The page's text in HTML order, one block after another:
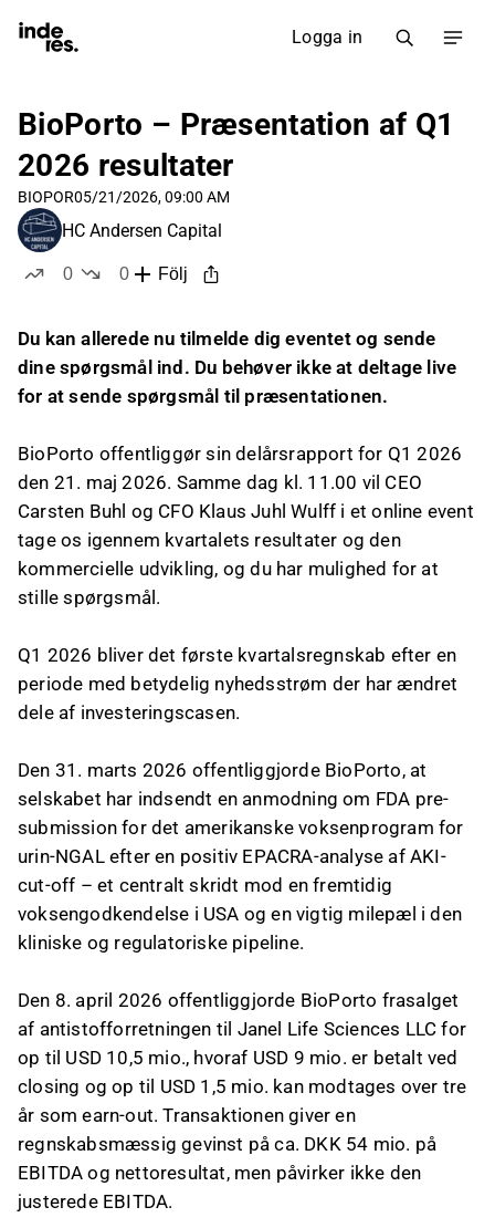
Logga in
BioPorto – Præsentation af Q1
2026 resultater
BIOPOR05/21/2026, 09:00 AM
HC Andersen Capital
0
0
Följ
Du kan allerede nu tilmelde dig eventet og sende
dine spørgsmål ind. Du behøver ikke at deltage live
for at sende spørgsmål til præsentationen.
BioPorto offentliggør sin delårsrapport for Q1 2026
den 21. maj 2026. Samme dag kl. 11.00 vil CEO
Carsten Buhl og CFO Klaus Juhl Wulff i et online event
tage os igennem kvartalets resultater og den
kommercielle udvikling, og du har mulighed for at
stille spørgsmål.
Q1 2026 bliver det første kvartalsregnskab efter en
periode med betydelig nyhedsstrøm der har ændret
dele af investeringscasen.
Den 31. marts 2026 offentliggjorde BioPorto, at
selskabet har indsendt en anmodning om FDA pre-
submission for det amerikanske voksenprogram for
urin-NGAL efter en positiv EPACRA-analyse af AKI-
cut-off – et centralt skridt mod en fremtidig
voksengodkendelse i USA og en vigtig milepæl i den
kliniske og regulatoriske pipeline.
Den 8. april 2026 offentliggjorde BioPorto frasalget
af antistofforretningen til Janel Life Sciences LLC for
op til USD 10,5 mio., hvoraf USD 9 mio. er betalt ved
closing og op til USD 1,5 mio. kan modtages over tre
år som earn-out. Transaktionen giver en
regnskabsmæssig gevinst på ca. DKK 54 mio. på
EBITDA og nettoresultat, men påvirker ikke den
justerede EBITDA.